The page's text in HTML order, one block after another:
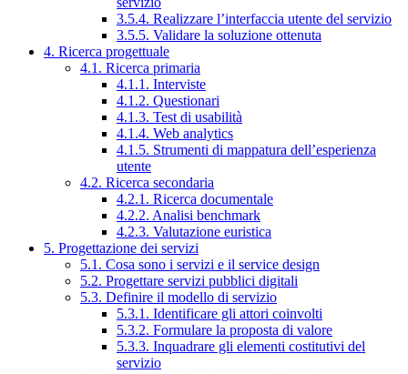
3.5.4. Realizzare l’interfaccia utente del servizio
3.5.5. Validare la soluzione ottenuta
4. Ricerca progettuale
4.1. Ricerca primaria
4.1.1. Interviste
4.1.2. Questionari
4.1.3. Test di usabilità
4.1.4. Web analytics
4.1.5. Strumenti di mappatura dell’esperienza
utente
4.2. Ricerca secondaria
4.2.1. Ricerca documentale
4.2.2. Analisi benchmark
4.2.3. Valutazione euristica
5. Progettazione dei servizi
5.1. Cosa sono i servizi e il service design
5.2. Progettare servizi pubblici digitali
5.3. Definire il modello di servizio
5.3.1. Identificare gli attori coinvolti
5.3.2. Formulare la proposta di valore
5.3.3. Inquadrare gli elementi costitutivi del
servizio